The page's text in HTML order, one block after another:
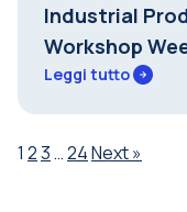
Industrial
Workshop
Leggi tutto
Posts
1 23…24Next »